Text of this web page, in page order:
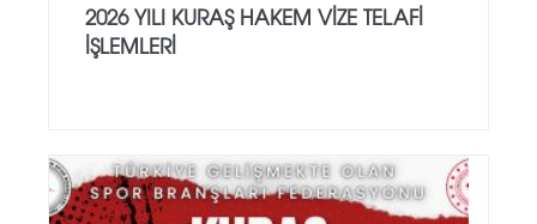
2026 YILI KURAŞ HAKEM VİZE TELAFİ
İŞLEMLERİ